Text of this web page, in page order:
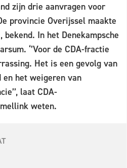
zijn drie aanvragen voor
provincie Overijssel maakte
In het Denekampsche
‘’Voor de CDA-fractie
Het is een gevolg van
het weigeren van
laat CDA-
weten.